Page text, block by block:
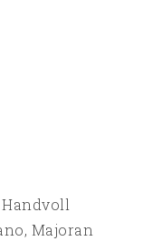
Handvoll
Majoran